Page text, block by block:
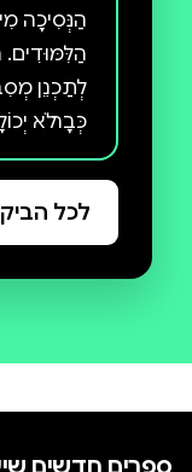
הַנְּסִיכָה
הַלִּמּוּדִים.
לְתַכְנֵן
כְּבָר לֹא
חֶבְרָתִי
אוֹהֶבֶת
לכל